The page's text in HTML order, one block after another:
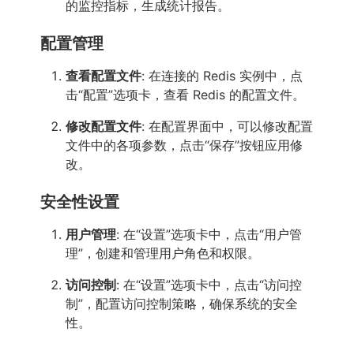
的监控指标，生成统计报告。
配置管理
查看配置文件: 在连接的 Redis 实例中，点
击“配置”选项卡，查看 Redis 的配置文件。
修改配置文件: 在配置界面中，可以修改配置
文件中的各项参数，点击“保存”按钮应用修
改。
安全性设置
用户管理: 在“设置”选项卡中，点击“用户管
理”，创建和管理用户角色和权限。
访问控制 : 在“设置”选项卡中，点击“访问控
制”，配置访问控制策略，确保系统的安全
性。